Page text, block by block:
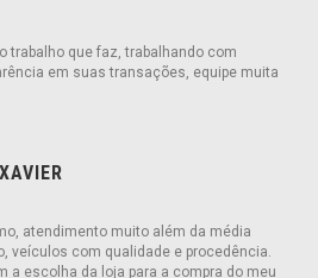
trabalho que faz, trabalhando com
em suas transações, equipe muita
atendimento muito além da média
veículos com qualidade e procedência.
a escolha da loja para a compra do meu